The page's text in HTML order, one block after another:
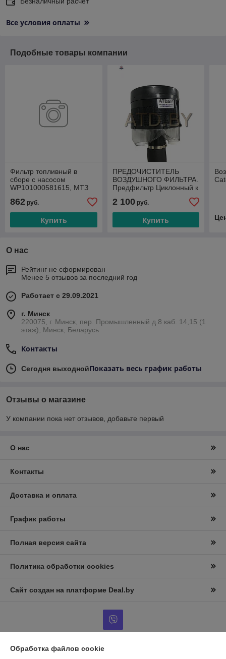
Все условия оплаты
Подобные товары компании
Фильтр топливный в
сборе с насосом
WP101000581615, МТЗ
862 руб.
Купить
ПРЕДОЧИСТИТЕЛЬ
ВОЗДУШНОГО ФИЛЬТРА.
Предфильтр Циклонный к
AF5556.150.400
2 100руб.
Купить
О нас
Рейтинг не сформирован
Менее 5 отзывов за последний год
Работает с 29.09.2021
г. Минск
220075, г. Минск, пер. Промышленный д.8 каб. 14,15 (1
этаж), Минск, Беларусь
Контакты
Сегодня выходнойПоказать весь график работы
Отзывы о магазине
У компании пока нет отзывов, добавьте первый
О нас
Контакты
Доставка и оплата
График работы
Полная версия сайта
Политика обработки cookies
Сайт создан на платформе Deal.by
Обработка файлов cookie